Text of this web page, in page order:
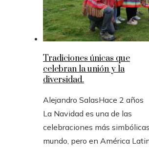
Tradiciones únicas que
celebran la unión y la
diversidad.
Alejandro SalasHace 2 años
La Navidad es una de las
celebraciones más
mundo, pero en América